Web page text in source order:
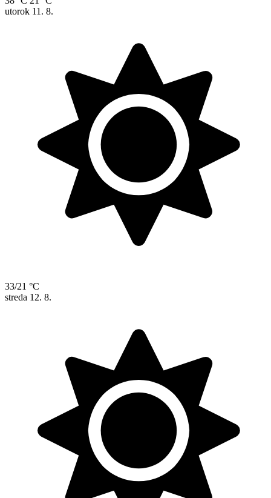
utorok 11. 8.
33/21 °C
streda 12. 8.